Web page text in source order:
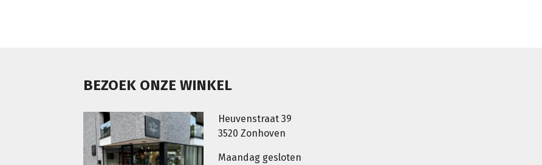
BEZOEK ONZE WINKEL
Heuvenstraat 39
3520 Zonhoven
Maandag gesloten